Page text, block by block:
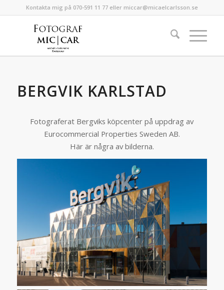
Kontakta mig på 070-591 11 77 eller miccar@micaelcarlsson.se
BERGVIK KARLSTAD
Fotograferat Bergviks köpcenter på uppdrag av
Eurocommercial Properties Sweden AB.
Här är några av bilderna.